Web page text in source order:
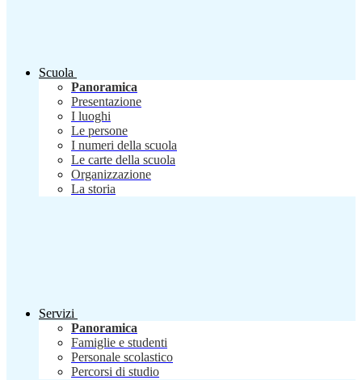
Scuola
Panoramica
Presentazione
I luoghi
Le persone
I numeri della scuola
Le carte della scuola
Organizzazione
La storia
Servizi
Panoramica
Famiglie e studenti
Personale scolastico
Percorsi di studio